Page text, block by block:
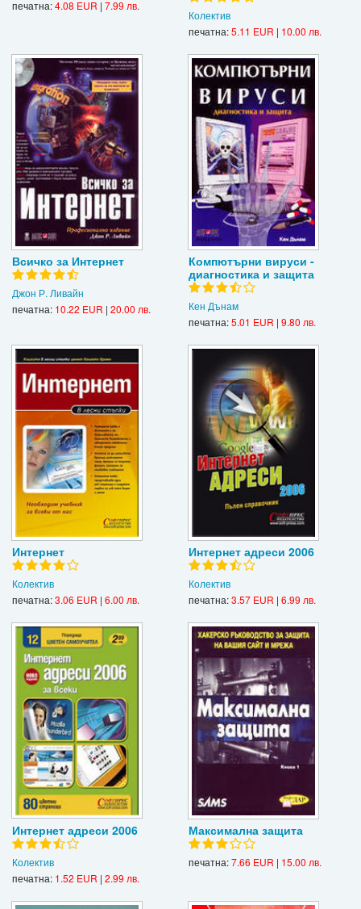
печатна:4.08 EUR | 7.99 лв.
Колектив
печатна:5.11 EUR | 10.00 лв.
Всичко за Интернет
Джон Р. Ливайн
печатна: 10.22 EUR | 20.00 лв.
Компютърни вируси -
диагностика и защита
Кен Дънам
печатна:5.01 EUR | 9.80 лв.
Интернет
Колектив
печатна:3.06 EUR | 6.00 лв.
Интернет адреси 2006
Колектив
печатна:3.57 EUR | 6.99 лв.
Интернет адреси 2006
Колектив
печатна: 1.52 EUR | 2.99 лв.
Максимална защита
печатна:7.66 EUR | 15.00 лв.